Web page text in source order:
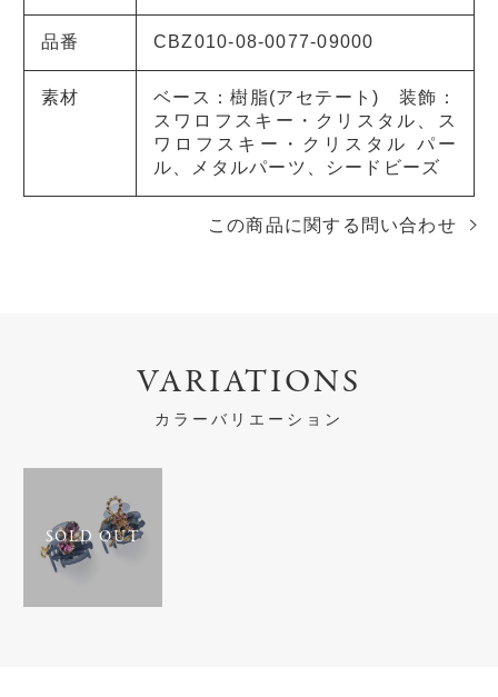
品番 CBZ010-08-0077-09000
素材
ベース：樹脂(アセテート) 装飾：
スワロフスキー・クリスタル、ス
ワロフスキー・クリスタル パー
ル、メタルパーツ、シードビーズ
この商品に関する問い合わせ
VARIATIONS
カラーバリエーション
SOLD OUT